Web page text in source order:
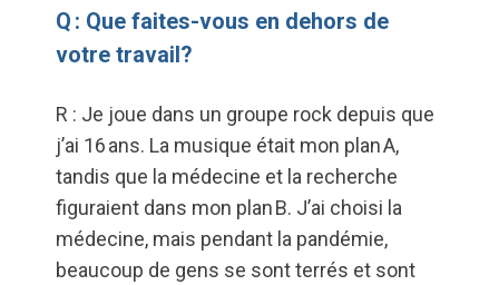
Q : Que faites-vous en dehors de
votre travail?
R : Je joue dans un groupe rock depuis que
j’ai 16 ans. La musique était mon plan A,
tandis que la médecine et la recherche
figuraient dans mon plan B. J’ai choisi la
médecine, mais pendant la pandémie,
beaucoup de gens se sont terrés et sont